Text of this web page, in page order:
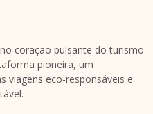
coração pulsante do turismo
pioneira, um
viagens eco-responsáveis e